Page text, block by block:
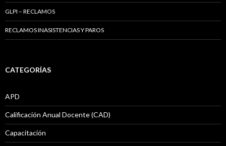
GLPI – RECLAMOS
RECLAMOS INASISTENCIAS Y PAROS
CATEGORÍAS
APD
Calificación Anual Docente (CAD)
Capacitación